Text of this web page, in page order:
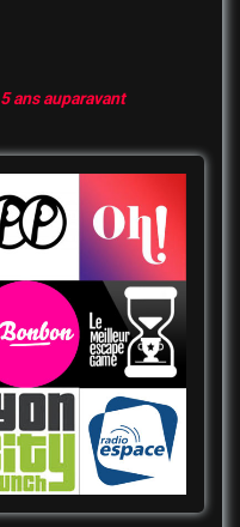
5 ans auparavant